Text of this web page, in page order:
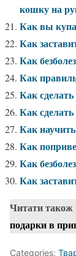
кошку на
Как вы
Как
Как
Как
Как
Как
Как
Как
Как
Как
Читати також
подарки в
Categories: